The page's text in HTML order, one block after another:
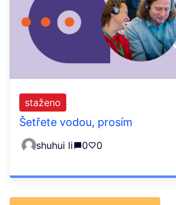
Šetřete vodou, prosím
staženo
shuhui li 0 0